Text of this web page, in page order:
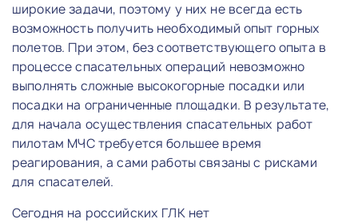
широкие задачи, поэтому у них не всегда есть
возможность получить необходимый опыт горных
полетов. При этом, без соответствующего опыта в
процессе спасательных операций невозможно
выполнять сложные высокогорные посадки или
посадки на ограниченные площадки. В результате,
для начала осуществления спасательных работ
пилотам МЧС требуется большее время
реагирования, а сами работы связаны с рисками
для спасателей.
Сегодня на российских ГЛК нет